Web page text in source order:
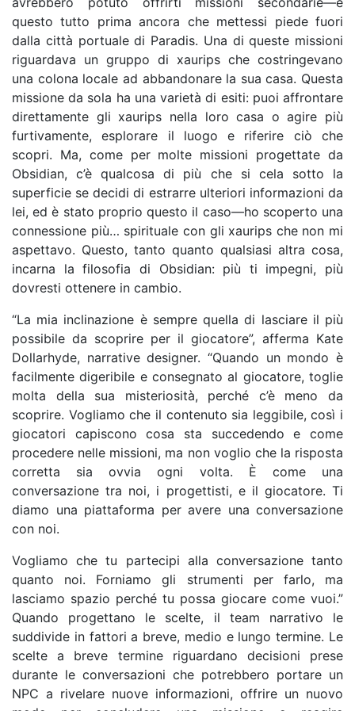
questo tutto prima ancora che mettessi piede fuori
dalla città portuale di Paradis. Una di queste missioni
riguardava un gruppo di xaurips che costringevano
una colona locale ad abbandonare la sua casa. Questa
missione da sola ha una varietà di esiti: puoi affrontare
direttamente gli xaurips nella loro casa o agire più
furtivamente, esplorare il luogo e riferire ciò che
scopri. Ma, come per molte missioni progettate da
Obsidian, c’è qualcosa di più che si cela sotto la
superficie se decidi di estrarre ulteriori informazioni da
lei, ed è stato proprio questo il caso—ho scoperto una
connessione più… spirituale con gli xaurips che non mi
aspettavo. Questo, tanto quanto qualsiasi altra cosa,
incarna la filosofia di Obsidian: più ti impegni, più
dovresti ottenere in cambio.
“La mia inclinazione è sempre quella di lasciare il più
possibile da scoprire per il giocatore”, afferma Kate
Dollarhyde, narrative designer. “Quando un mondo è
facilmente digeribile e consegnato al giocatore, toglie
molta della sua misteriosità, perché c’è meno da
scoprire. Vogliamo che il contenuto sia leggibile, così i
giocatori capiscono cosa sta succedendo e come
procedere nelle missioni, ma non voglio che la risposta
corretta sia ovvia ogni volta. È come una
conversazione tra noi, i progettisti, e il giocatore. Ti
diamo una piattaforma per avere una conversazione
con noi.
Vogliamo che tu partecipi alla conversazione tanto
quanto noi. Forniamo gli strumenti per farlo, ma
lasciamo spazio perché tu possa giocare come vuoi.”
Quando progettano le scelte, il team narrativo le
suddivide in fattori a breve, medio e lungo termine. Le
scelte a breve termine riguardano decisioni prese
durante le conversazioni che potrebbero portare un
NPC a rivelare nuove informazioni, offrire un nuovo